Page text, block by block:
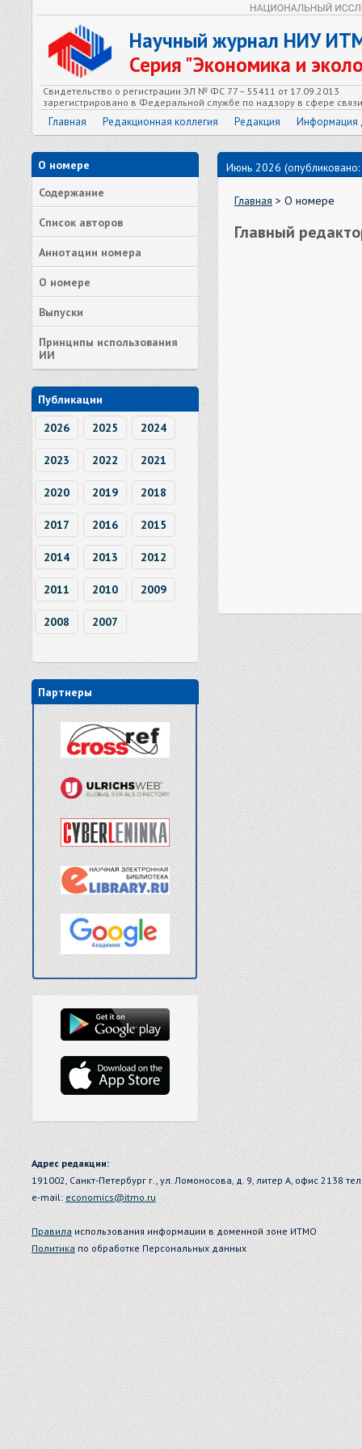
Научный журнал НИУ
Серия "Экономика и
Свидетельство о регистрации ЭЛ № ФС 77 – 55411 от 17.09.2013
зарегистрировано в Федеральной службе по надзору в сфере
Главная Редакционная коллегия Редакция Информация
О номере
Содержание
Список авторов
Аннотации номера
О номере
Выпуски
Принципы использования
ИИ
Публикации
2026
2025 2024
2023 2022 2021
2020 2019 2018
2017 2016 2015
2014 2013 2012
2011 2010 2009
2008 2007
Партнеры
Июнь 2026
Главная > О номере
Главный
Адрес редакции:
191002, Санкт-Петербург г., ул. Ломоносова, д. 9, литер А, офис 2138
e-mail:economics@itmo.ru
Правилаиспользования информации в доменной зоне ИТМО
Политикапо обработке Персональных данных